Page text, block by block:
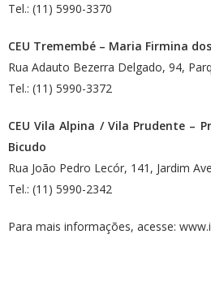
Tel.: (11) 5990-3370
CEU Tremembé – Maria Firmina
Rua Adauto Bezerra Delgado, 94,
Tel.: (11) 5990-3372
CEU Vila Alpina / Vila Prudente –
Bicudo
Rua João Pedro Lecór, 141, Jardim
Tel.: (11) 5990-2342
Para mais informações, acesse: